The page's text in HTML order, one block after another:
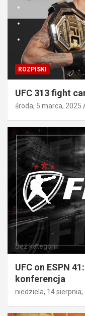
ROZPISKI
UFC 313 fight
środa, 5 marca, 2025
Bez kategorii
UFC on ESPN
konferencja
niedziela, 14 sierpnia,